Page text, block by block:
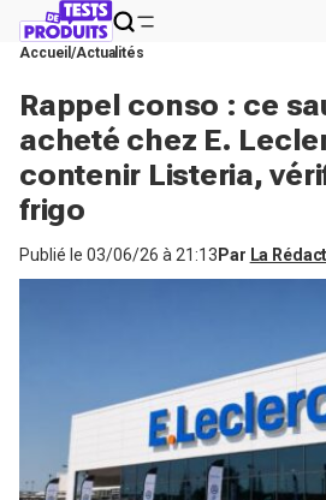
Accueil Actualités
Rappel conso : ce
acheté chez E.
contenir Listeria,
frigo
Publié le 03/06/26 à 21:13 Par La